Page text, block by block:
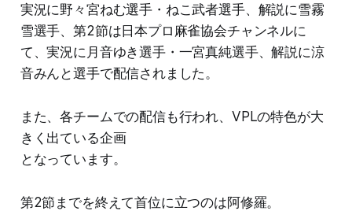
実況に野々宮ねむ選手・ねこ武者選手、解説に雪霧
雪選手、第2節は日本プロ麻雀協会チャンネルに
て、実況に月音ゆき選手・一宮真純選手、解説に涼
音みんと選手で配信されました。
また、各チームでの配信も行われ、VPLの特色が大
きく出ている企画
となっています。
第2節までを終えて首位に立つのは阿修羅。